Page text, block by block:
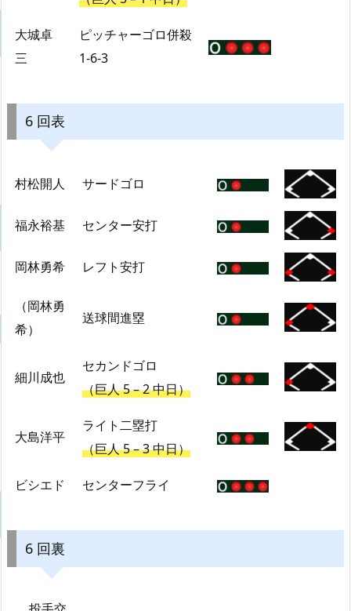
大城卓
三
ピッチャーゴロ併殺
1-6-3
6 回表
村松開人 サードゴロ
福永裕基 センター安打
岡林勇希 レフト安打
（岡林勇
希）
送球間進塁
細川成也
セカンドゴロ
（巨人 5 – 2 中日）
大島洋平
ライト二塁打
（巨人 5 – 3 中日）
ビシエド センターフライ
6 回裏